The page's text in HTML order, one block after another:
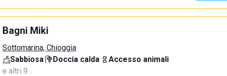
Bagni Miki
Sottomarina, Chioggia
Sabbiosa· Doccia calda· Accesso animali·
e altri 9…